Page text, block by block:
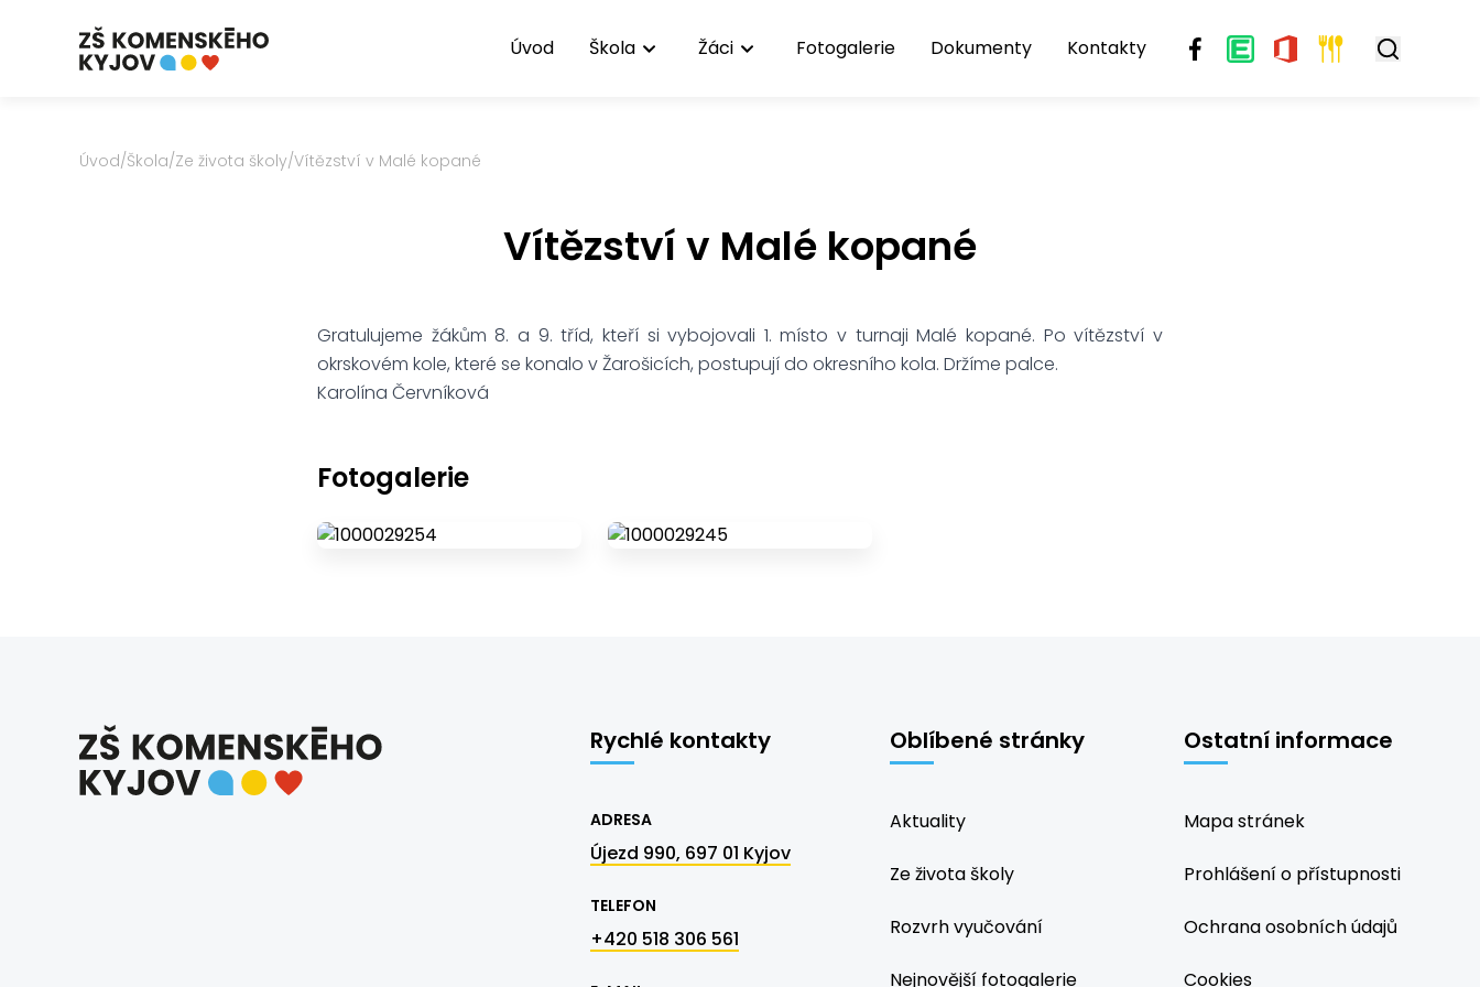
Úvod Škola Žáci Fotogalerie Dokumenty Kontakty
Úvod/Škola/Ze života školy/Vítězství v Malé kopané
Vítězství v Malé kopané
Gratulujeme žákům 8. a 9. tříd, kteří si vybojovali 1. místo v turnaji Malé kopané. Po vítězství v
okrskovém kole, které se konalo v Žarošicích, postupují do okresního kola. Držíme palce.
Karolína Červníková
Fotogalerie
Rychlé kontakty
ADRESA
Újezd 990, 697 01 Kyjov
TELEFON
+420 518 306 561
Oblíbené stránky
Aktuality
Ze života školy
Rozvrh vyučování
Nejnovější fotogalerie
Ostatní informace
Mapa stránek
Prohlášení o přístupnosti
Ochrana osobních údajů
Cookies